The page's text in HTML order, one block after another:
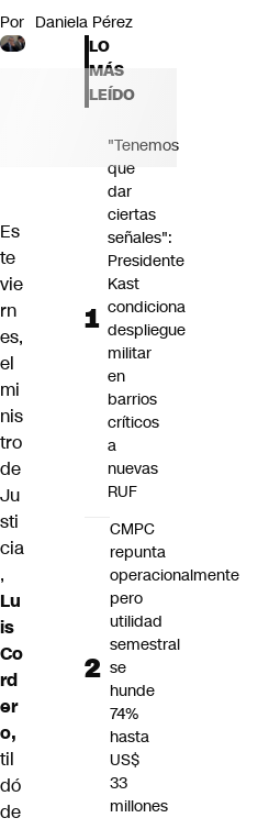
Por Daniela Pérez
Es
te
vie
rn
es,
el
mi
nis
tro
de
Ju
sti
cia
,
Lu
is
Co
rd
er
o,
til
dó
de
LO
MÁS
LEÍDO
"Tenemos
que
dar
ciertas
señales":
Presidente
Kast
condiciona
despliegue
militar
en
barrios
críticos
a
nuevas
RUF
CMPC
repunta
operacionalmente
pero
utilidad
semestral
se
hunde
74%
hasta
US$
33
millones